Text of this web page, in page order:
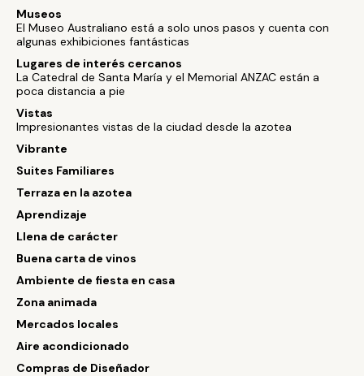
Museos
El Museo Australiano está a solo unos pasos y cuenta con
algunas exhibiciones fantásticas
Lugares de interés cercanos
La Catedral de Santa María y el Memorial ANZAC están a
poca distancia a pie
Vistas
Impresionantes vistas de la ciudad desde la azotea
Vibrante
Suites Familiares
Terraza en la azotea
Aprendizaje
Llena de carácter
Buena carta de vinos
Ambiente de fiesta en casa
Zona animada
Mercados locales
Aire acondicionado
Compras de Diseñador